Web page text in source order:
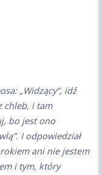
„Widzący”, idź
chleb, i tam
bo jest ono
I odpowiedział
ani nie jestem
i tym, który